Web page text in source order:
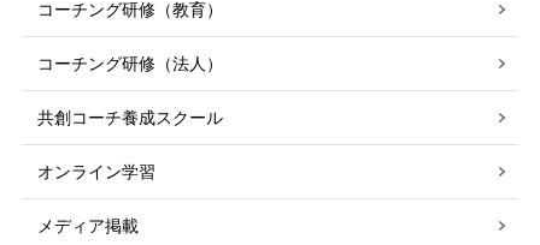
コーチング研修（教育）
コーチング研修（法人）
共創コーチ養成スクール
オンライン学習
メディア掲載